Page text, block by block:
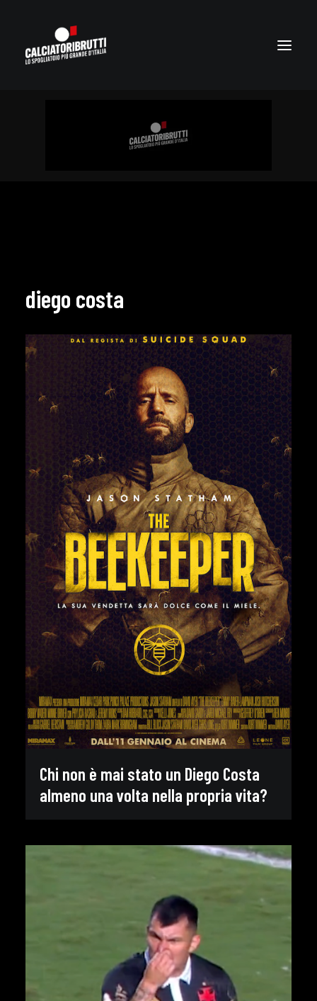
diego costa
Chi non è mai stato un Diego Costa
almeno una volta nella propria vita?